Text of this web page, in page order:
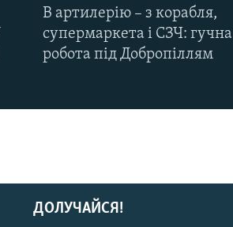
В артилерію – з корабля,
супермаркета і СЗЧ: гучна
робота під Добропіллям
ДОЛУЧАЙСЯ!